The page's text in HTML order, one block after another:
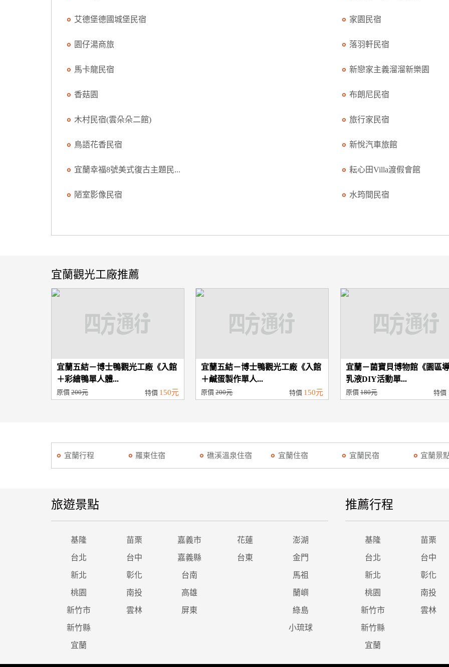
艾德堡德國城堡民宿 家園民宿
園仔湯商旅 落羽軒民宿
馬卡龍民宿 新戀家主義溜溜新樂園
香菇園 布朗尼民宿
木村民宿(雲朵朵二館) 旅行家民宿
鳥語花香民宿 新悅汽車旅館
宜蘭幸福8號美式復古主題民... 耘心田Villa渡假會館
陋室影像民宿 水筠間民宿
宜蘭觀光工廠推薦
宜蘭五結－博士鴨觀光工廠《入館
＋彩繪鴨單人體...
原價 200元 特價 150元
宜蘭五結－博士鴨觀光工廠《入館
＋鹹蛋製作單人...
原價200元 特價 150元
宜蘭－菌寶貝博物館《園區
乳液DIY活動單...
原價180元 特價
宜蘭行程 羅東住宿 礁溪溫泉住宿 宜蘭住宿 宜蘭民宿 宜蘭景
旅遊景點
基隆 苗栗 嘉義市 花蓮 澎湖
台北 台中 嘉義縣 台東 金門
新北 彰化 台南 馬祖
桃園 南投 高雄 蘭嶼
新竹市 雲林 屏東 綠島
新竹縣 小琉球
宜蘭
推薦行程
基隆 苗栗
台北 台中
新北 彰化
桃園 南投
新竹市 雲林
新竹縣
宜蘭